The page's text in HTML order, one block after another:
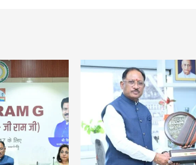
Entertainment Feature Latest National